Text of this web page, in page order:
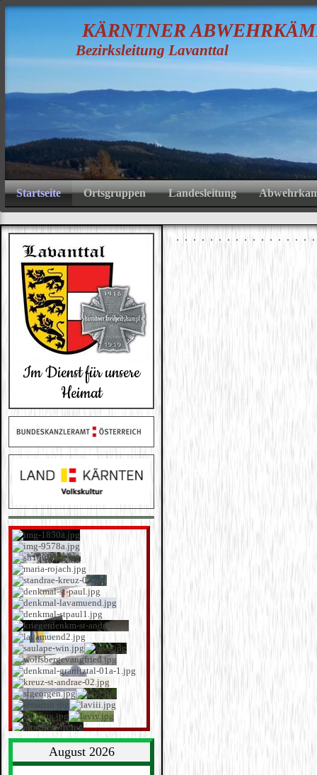
KÄRNTNERA
Bezirksleitung Lavanttal
Startseite Ortsgruppen Landesleitung
Im Dienst für unsere
Heimat
August 2026